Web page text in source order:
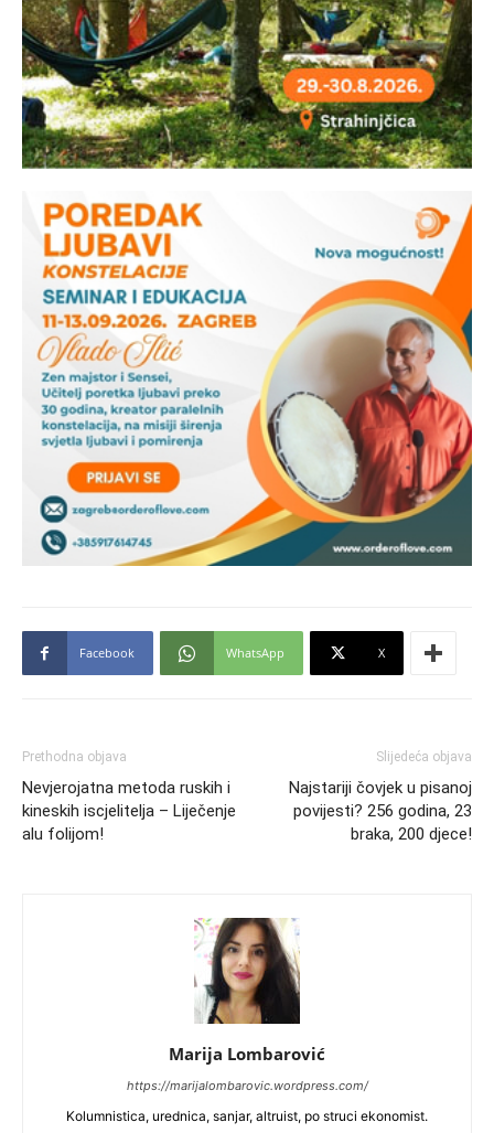
Facebook WhatsApp X
Prethodna objava
Nevjerojatna metoda ruskih i
kineskih iscjelitelja – Liječenje
alu folijom!
Slijedeća objava
Najstariji čovjek u pisanoj
povijesti? 256 godina, 23
braka, 200 djece!
Marija Lombarović
https://marijalombarovic.wordpress.com/
Kolumnistica, urednica, sanjar, altruist, po struci ekonomist.